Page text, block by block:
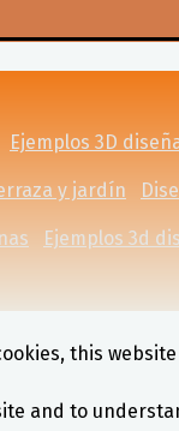
Ejemplos 3D
y jardín
Ejemplos 3d
this
and to